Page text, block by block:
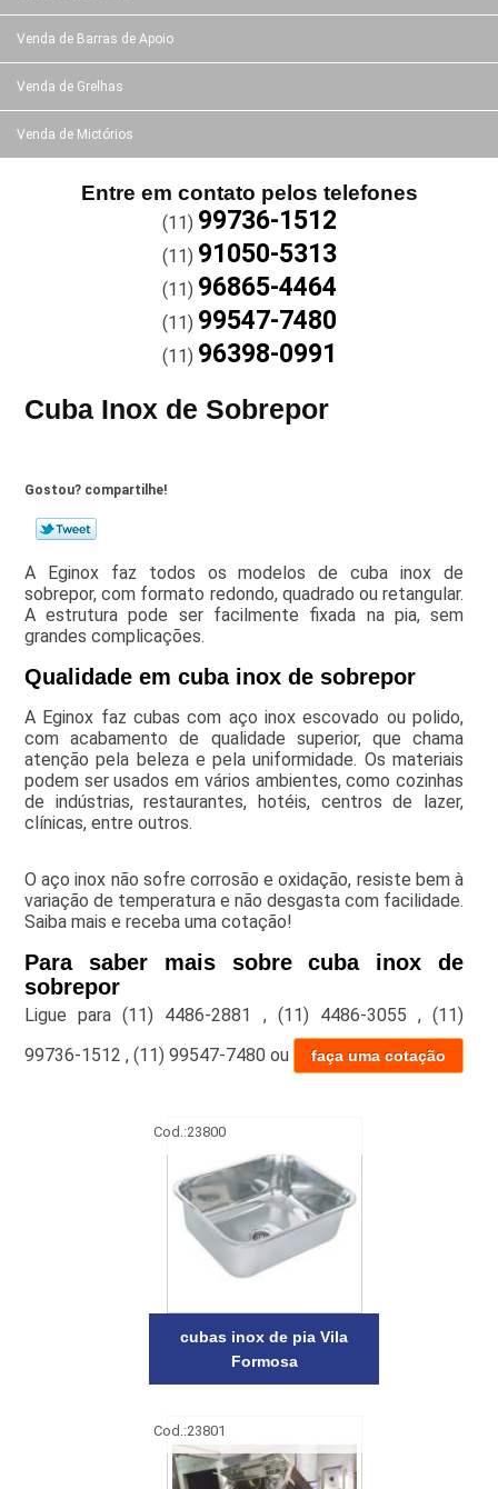
Venda de Barras de Apoio
Venda de Grelhas
Venda de Mictórios
Entre em contato pelos telefones
(11) 99736-1512
(11) 91050-5313
(11) 96865-4464
(11) 99547-7480
(11) 96398-0991
Cuba Inox de Sobrepor
Gostou? compartilhe!
A Eginox faz todos os modelos de cuba inox de
sobrepor, com formato redondo, quadrado ou retangular.
A estrutura pode ser facilmente fixada na pia, sem
grandes complicações.
Qualidade em cuba inox de sobrepor
A Eginox faz cubas com aço inox escovado ou polido,
com acabamento de qualidade superior, que chama
atenção pela beleza e pela uniformidade. Os materiais
podem ser usados em vários ambientes, como cozinhas
de indústrias, restaurantes, hotéis, centros de lazer,
clínicas, entre outros.
O aço inox não sofre corrosão e oxidação, resiste bem à
variação de temperatura e não desgasta com facilidade.
Saiba mais e receba uma cotação!
Para saber mais sobre cuba inox de
sobrepor
Ligue para(11) 4486-2881 , (11) 4486-3055 ,(11)
99736-1512 , (11) 99547-7480ou faça uma cotação
Cod.:23800
cubas inox de pia Vila
Formosa
Cod.:23801